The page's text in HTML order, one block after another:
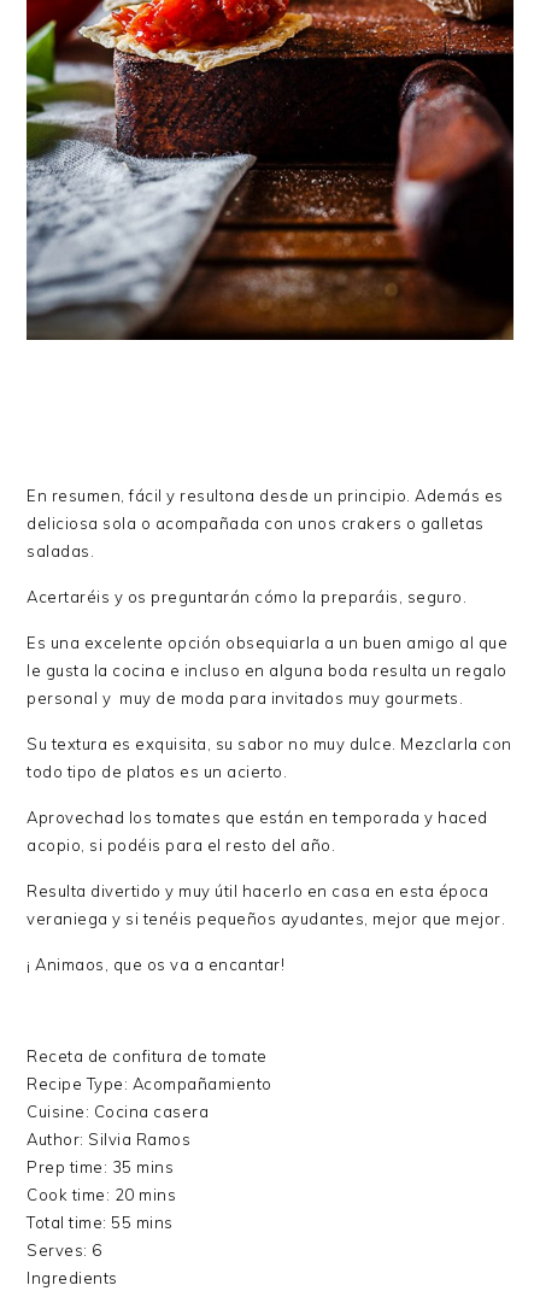
En resumen, fácil y resultona desde un principio. Además es
deliciosa sola o acompañada con unos crakers o galletas
saladas.
Acertaréis y os preguntarán cómo la preparáis, seguro.
Es una excelente opción obsequiarla a un buen amigo al que
le gusta la cocina e incluso en alguna boda resulta un regalo
personal y muy de moda para invitados muy gourmets.
Su textura es exquisita, su sabor no muy dulce. Mezclarla con
todo tipo de platos es un acierto.
Aprovechad los tomates que están en temporada y haced
acopio, si podéis para el resto del año.
Resulta divertido y muy útil hacerlo en casa en esta época
veraniega y si tenéis pequeños ayudantes, mejor que mejor.
¡ Animaos, que os va a encantar!
Receta de confitura de tomate
Recipe Type: Acompañamiento
Cuisine: Cocina casera
Author: Silvia Ramos
Prep time: 35 mins
Cook time: 20 mins
Total time: 55 mins
Serves: 6
Ingredients